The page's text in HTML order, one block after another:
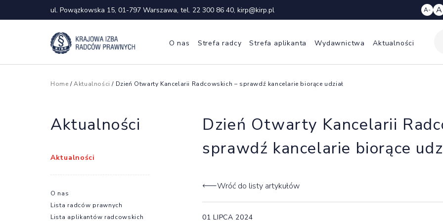
ul. Powązkowska 15, 01-797 Warszawa, tel. 22 300 86 40, kirp@kirp.pl A- A
O nas Strefa radcy Strefa aplikanta Wydawnictwa Aktualności
Home /Aktualności / Dzień Otwarty Kancelarii Radcowskich – sprawdź kancelarie biorące udział
Dzień Otwarty Kancelarii
sprawdź kancelarie biorące
Wróć do listy artykułów
01 LIPCA 2024
Aktualności
Aktualności
O nas
Lista radców prawnych
Lista aplikantów radcowskich